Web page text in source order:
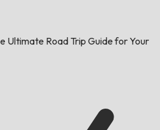
Ultimate Road Trip Guide for Your